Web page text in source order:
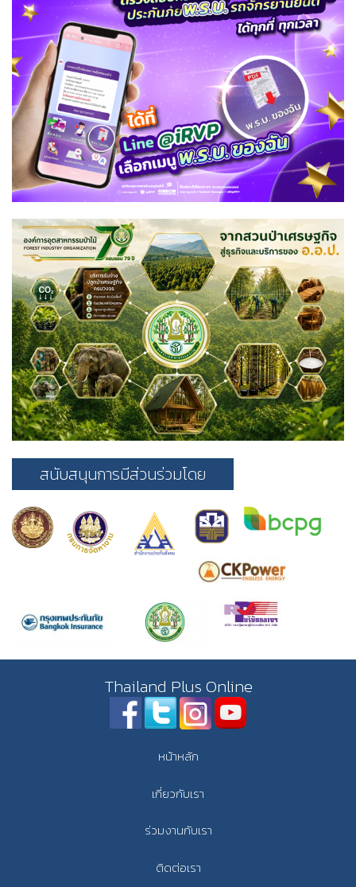
สนับสนุนการมีส่วนร่วมโดย
Thailand Plus Online
หน้าหลัก
เกี่ยวกับเรา
ร่วมงานกับเรา
ติดต่อเรา